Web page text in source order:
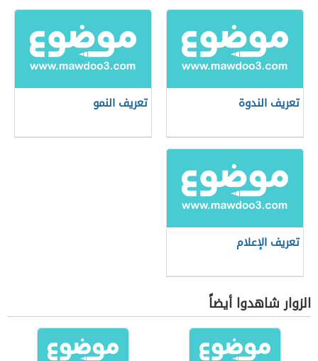
تعريف الندوة تعريف النمو
تعريف الإعلام
الزوار شاهدوا أيضاً